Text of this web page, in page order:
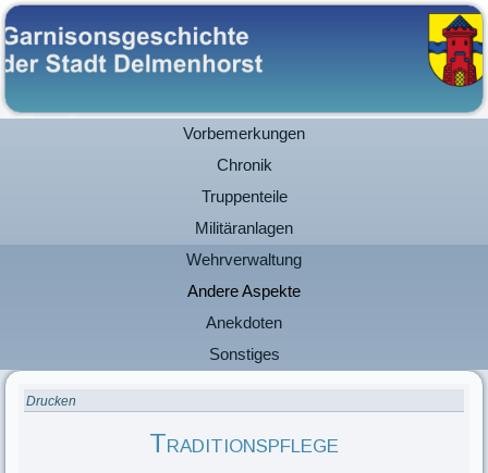
Vorbemerkungen
Chronik
Truppenteile
Militäranlagen
Wehrverwaltung
Andere Aspekte
Anekdoten
Sonstiges
Drucken
Traditionspflege